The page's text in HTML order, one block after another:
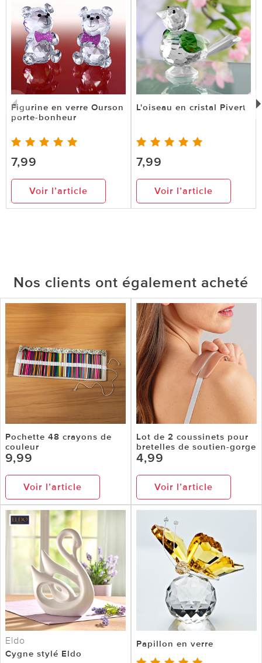
Figurine en verre Ourson
porte-bonheur
7,99
Voir l’article
L'oiseau en cristal Pivert
7,99
Voir l’article
Nos clients ont également acheté
Pochette 48 crayons de
couleur
9,99
Voir l’article
Lot de 2 coussinets pour
bretelles de soutien-gorge
4,99
Voir l’article
Eldo
Cygne stylé Eldo
Papillon en verre